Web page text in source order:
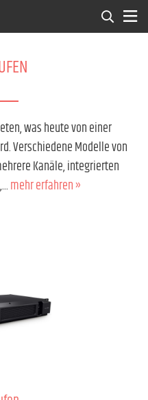
was heute von einer
Verschiedene Modelle von
Kanäle, integrierten
mehr erfahren »